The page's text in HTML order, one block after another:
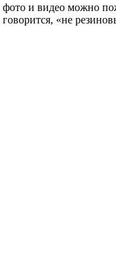
и видео можно
«не